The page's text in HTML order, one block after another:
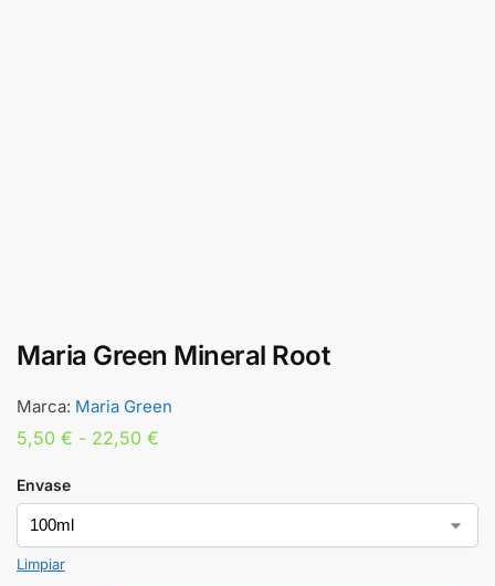
Maria Green Mineral Root
Marca: Maria Green
5,50 € - 22,50 €
Envase
Limpiar